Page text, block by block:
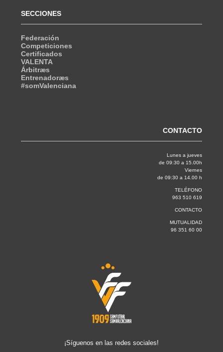
SECCIONES
Federación
Competiciones
Certificados
VALENTA
Árbitræs
Entrenadoræs
#somValenciana
CONTACTO
Lunes a jueves
de 09:30 a 15.00h
Viernes
de 09:30 a 14.00 h
TELÉFONO
963 510 619
CONTACTO
MUTUALIDAD
96 351 60 00
¡Síguenos en las redes sociales!